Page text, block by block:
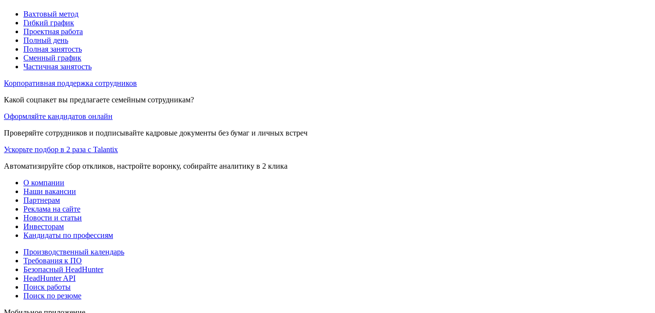
Вахтовый метод
Гибкий график
Проектная работа
Полный день
Полная занятость
Сменный график
Частичная занятость
Корпоративная поддержка сотрудников
Какой соцпакет вы предлагаете семейным сотрудникам?
Оформляйте кандидатов онлайн
Проверяйте сотрудников и подписывайте кадровые документы без бумаг и личных встреч
Ускорьте подбор в 2 раза с Talantix
Автоматизируйте сбор откликов, настройте воронку, собирайте аналитику в 2 клика
О компании
Наши вакансии
Партнерам
Реклама на сайте
Новости и статьи
Инвесторам
Кандидаты по профессиям
Производственный календарь
Требования к ПО
Безопасный HeadHunter
HeadHunter API
Поиск работы
Поиск по резюме